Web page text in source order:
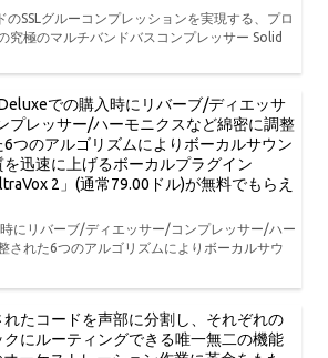
のSSLグルーコンプレッションを実現する、プロ
究極のマルチバンドバスコンプレッサー Solid
での購入時にリバーブ/ディエッサ
プレッサー/ハーモニクスなど綿密に調整
6つのアルゴリズムによりボーカルサウン
を迅速に上げるボーカルプラグイン
2」(通常79.00ドル)が無料でもらえ
にリバーブ/ディエッサー/コンプレッサー/ハー
された6つのアルゴリズムによりボーカルサウ
れたコードを声部に分割し、それぞれの
クにルーティングできる唯一無二の機能